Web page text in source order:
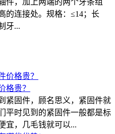
的连接处。规格：≤14；长
牙...
格贵？
固件，顾名思义，紧固件就
平时见到的紧固件一般都是标
宜，几毛钱就可以...